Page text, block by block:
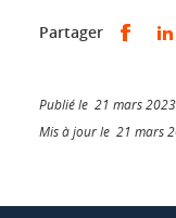
Partager
Publié le 21 mars 2023
Mis à jour le 21 mars